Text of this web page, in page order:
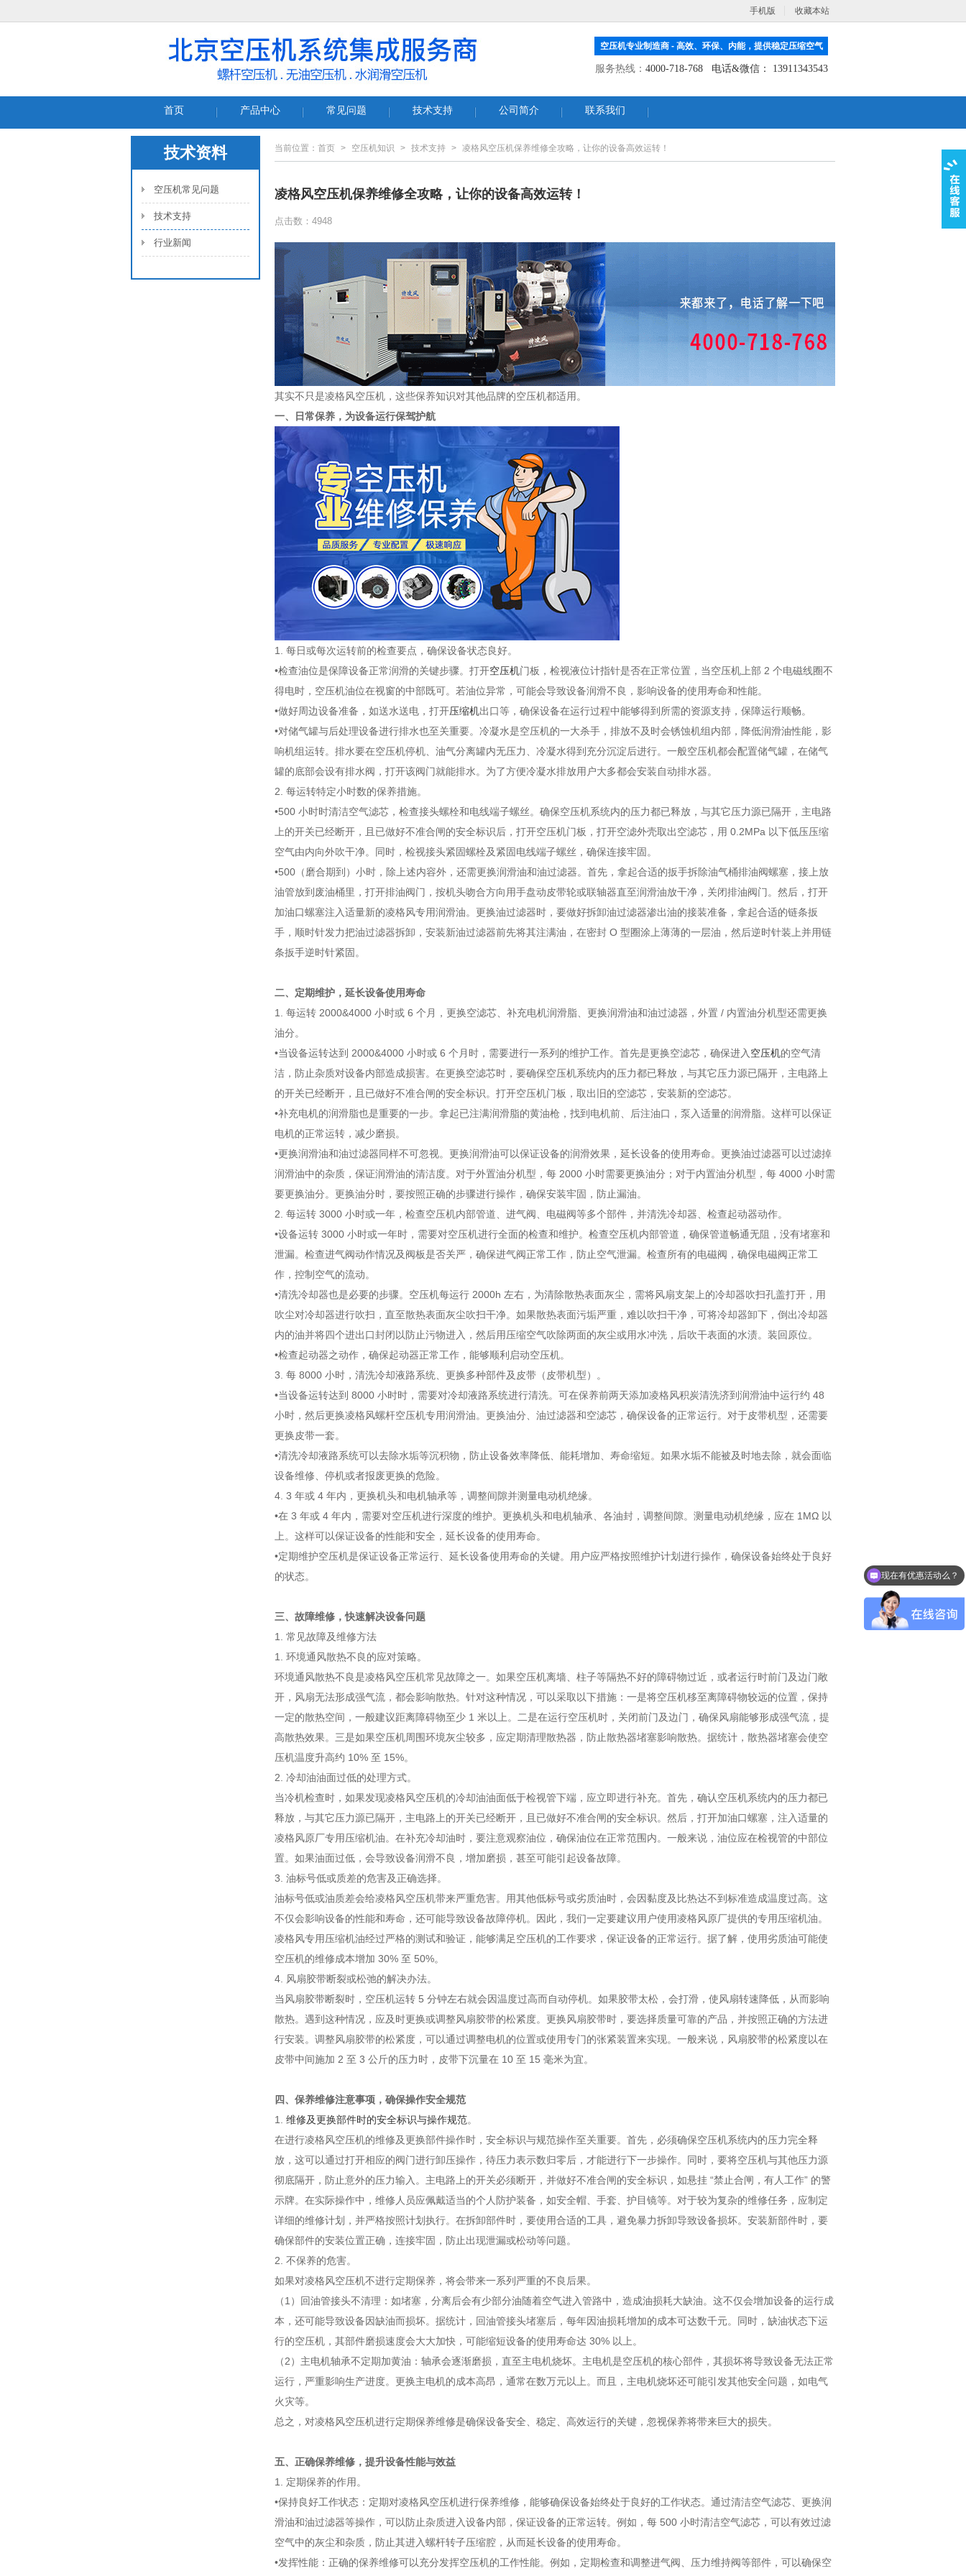
手机版 收藏本站
空压机专业制造商 - 高效、环保、内能，提供稳定压缩空气
服务热线： 4000-718-768 电话&微信： 13911343543
首页 产品中心 常见问题 技术支持 公司简介 联系我们
技术资料
空压机常见问题
技术支持
行业新闻
当前位置： 首页 > 空压机知识 > 技术支持 > 凌格风空压机保养维修全攻略，让你的设备高效运转！
凌格风空压机保养维修全攻略，让你的设备高效运转！
点击数：4948
其实不只是凌格风空压机，这些保养知识对其他品牌的空压机都适用。
一、日常保养，为设备运行保驾护航
1. 每日或每次运转前的检查要点，确保设备状态良好。
•检查油位是保障设备正常润滑的关键步骤。打开空压机门板，检视液位计指针是否在正常位置，当空压机上部 2 个电磁线圈不
得电时，空压机油位在视窗的中部既可。若油位异常，可能会导致设备润滑不良，影响设备的使用寿命和性能。
•做好周边设备准备，如送水送电，打开压缩机出口等，确保设备在运行过程中能够得到所需的资源支持，保障运行顺畅。
•对储气罐与后处理设备进行排水也至关重要。冷凝水是空压机的一大杀手，排放不及时会锈蚀机组内部，降低润滑油性能，影
响机组运转。排水要在空压机停机、油气分离罐内无压力、冷凝水得到充分沉淀后进行。一般空压机都会配置储气罐，在储气
罐的底部会设有排水阀，打开该阀门就能排水。为了方便冷凝水排放用户大多都会安装自动排水器。
2. 每运转特定小时数的保养措施。
•500 小时时清洁空气滤芯，检查接头螺栓和电线端子螺丝。确保空压机系统内的压力都已释放，与其它压力源已隔开，主电路
上的开关已经断开，且已做好不准合闸的安全标识后，打开空压机门板，打开空滤外壳取出空滤芯，用 0.2MPa 以下低压压缩
空气由内向外吹干净。同时，检视接头紧固螺栓及紧固电线端子螺丝，确保连接牢固。
•500（磨合期到）小时，除上述内容外，还需更换润滑油和油过滤器。首先，拿起合适的扳手拆除油气桶排油阀螺塞，接上放
油管放到废油桶里，打开排油阀门，按机头吻合方向用手盘动皮带轮或联轴器直至润滑油放干净，关闭排油阀门。然后，打开
加油口螺塞注入适量新的凌格风专用润滑油。更换油过滤器时，要做好拆卸油过滤器渗出油的接装准备，拿起合适的链条扳
手，顺时针发力把油过滤器拆卸，安装新油过滤器前先将其注满油，在密封 O 型圈涂上薄薄的一层油，然后逆时针装上并用链
条扳手逆时针紧固。
二、定期维护，延长设备使用寿命
1. 每运转 2000&4000 小时或 6 个月，更换空滤芯、补充电机润滑脂、更换润滑油和油过滤器，外置 / 内置油分机型还需更换
油分。
•当设备运转达到 2000&4000 小时或 6 个月时，需要进行一系列的维护工作。首先是更换空滤芯，确保进入 空压机的空气清
洁，防止杂质对设备内部造成损害。在更换空滤芯时，要确保空压机系统内的压力都已释放，与其它压力源已隔开，主电路上
的开关已经断开，且已做好不准合闸的安全标识。打开空压机门板，取出旧的空滤芯，安装新的空滤芯。
•补充电机的润滑脂也是重要的一步。拿起已注满润滑脂的黄油枪，找到电机前、后注油口，泵入适量的润滑脂。这样可以保证
电机的正常运转，减少磨损。
•更换润滑油和油过滤器同样不可忽视。更换润滑油可以保证设备的润滑效果，延长设备的使用寿命。更换油过滤器可以过滤掉
润滑油中的杂质，保证润滑油的清洁度。对于外置油分机型，每 2000 小时需要更换油分；对于内置油分机型，每 4000 小时需
要更换油分。更换油分时，要按照正确的步骤进行操作，确保安装牢固，防止漏油。
2. 每运转 3000 小时或一年，检查空压机内部管道、进气阀、电磁阀等多个部件，并清洗冷却器、检查起动器动作。
•设备运转 3000 小时或一年时，需要对空压机进行全面的检查和维护。检查空压机内部管道，确保管道畅通无阻，没有堵塞和
泄漏。检查进气阀动作情况及阀板是否关严，确保进气阀正常工作，防止空气泄漏。检查所有的电磁阀，确保电磁阀正常工
作，控制空气的流动。
•清洗冷却器也是必要的步骤。空压机每运行 2000h 左右，为清除散热表面灰尘，需将风扇支架上的冷却器吹扫孔盖打开，用
吹尘对冷却器进行吹扫，直至散热表面灰尘吹扫干净。如果散热表面污垢严重，难以吹扫干净，可将冷却器卸下，倒出冷却器
内的油并将四个进出口封闭以防止污物进入，然后用压缩空气吹除两面的灰尘或用水冲洗，后吹干表面的水渍。装回原位。
•检查起动器之动作，确保起动器正常工作，能够顺利启动空压机。
3. 每 8000 小时，清洗冷却液路系统、更换多种部件及皮带（皮带机型）。
•当设备运转达到 8000 小时时，需要对冷却液路系统进行清洗。可在保养前两天添加凌格风积炭清洗济到润滑油中运行约 48
小时，然后更换凌格风螺杆空压机专用润滑油。更换油分、油过滤器和空滤芯，确保设备的正常运行。对于皮带机型，还需要
更换皮带一套。
•清洗冷却液路系统可以去除水垢等沉积物，防止设备效率降低、能耗增加、寿命缩短。如果水垢不能被及时地去除，就会面临
设备维修、停机或者报废更换的危险。
4. 3 年或 4 年内，更换机头和电机轴承等，调整间隙并测量电动机绝缘。
•在 3 年或 4 年内，需要对空压机进行深度的维护。更换机头和电机轴承、各油封，调整间隙。测量电动机绝缘，应在 1MΩ 以
上。这样可以保证设备的性能和安全，延长设备的使用寿命。
•定期维护空压机是保证设备正常运行、延长设备使用寿命的关键。用户应严格按照维护计划进行操作，确保设备始终处于良好
的状态。
三、故障维修，快速解决设备问题
1. 常见故障及维修方法
1. 环境通风散热不良的应对策略。
环境通风散热不良是凌格风空压机常见故障之一。如果空压机离墙、柱子等隔热不好的障碍物过近，或者运行时前门及边门敞
开，风扇无法形成强气流，都会影响散热。针对这种情况，可以采取以下措施：一是将空压机移至离障碍物较远的位置，保持
一定的散热空间，一般建议距离障碍物至少 1 米以上。二是在运行空压机时，关闭前门及边门，确保风扇能够形成强气流，提
高散热效果。三是如果空压机周围环境灰尘较多，应定期清理散热器，防止散热器堵塞影响散热。据统计，散热器堵塞会使空
压机温度升高约 10% 至 15%。
2. 冷却油油面过低的处理方式。
当冷机检查时，如果发现凌格风空压机的冷却油油面低于检视管下端，应立即进行补充。首先，确认空压机系统内的压力都已
释放，与其它压力源已隔开，主电路上的开关已经断开，且已做好不准合闸的安全标识。然后，打开加油口螺塞，注入适量的
凌格风原厂专用压缩机油。在补充冷却油时，要注意观察油位，确保油位在正常范围内。一般来说，油位应在检视管的中部位
置。如果油面过低，会导致设备润滑不良，增加磨损，甚至可能引起设备故障。
3. 油标号低或质差的危害及正确选择。
油标号低或油质差会给凌格风空压机带来严重危害。用其他低标号或劣质油时，会因黏度及比热达不到标准造成温度过高。这
不仅会影响设备的性能和寿命，还可能导致设备故障停机。因此，我们一定要建议用户使用凌格风原厂提供的专用压缩机油。
凌格风专用压缩机油经过严格的测试和验证，能够满足空压机的工作要求，保证设备的正常运行。据了解，使用劣质油可能使
空压机的维修成本增加 30% 至 50%。
4. 风扇胶带断裂或松弛的解决办法。
当风扇胶带断裂时，空压机运转 5 分钟左右就会因温度过高而自动停机。如果胶带太松，会打滑，使风扇转速降低，从而影响
散热。遇到这种情况，应及时更换或调整风扇胶带的松紧度。更换风扇胶带时，要选择质量可靠的产品，并按照正确的方法进
行安装。调整风扇胶带的松紧度，可以通过调整电机的位置或使用专门的张紧装置来实现。一般来说，风扇胶带的松紧度以在
皮带中间施加 2 至 3 公斤的压力时，皮带下沉量在 10 至 15 毫米为宜。
四、保养维修注意事项，确保操作安全规范
1. 维修及更换部件时的安全标识与操作规范。
在进行凌格风空压机的维修及更换部件操作时，安全标识与规范操作至关重要。首先，必须确保空压机系统内的压力完全释
放，这可以通过打开相应的阀门进行卸压操作，待压力表示数归零后，才能进行下一步操作。同时，要将空压机与其他压力源
彻底隔开，防止意外的压力输入。主电路上的开关必须断开，并做好不准合闸的安全标识，如悬挂 “禁止合闸，有人工作” 的警
示牌。在实际操作中，维修人员应佩戴适当的个人防护装备，如安全帽、手套、护目镜等。对于较为复杂的维修任务，应制定
详细的维修计划，并严格按照计划执行。在拆卸部件时，要使用合适的工具，避免暴力拆卸导致设备损坏。安装新部件时，要
确保部件的安装位置正确，连接牢固，防止出现泄漏或松动等问题。
2. 不保养的危害。
如果对凌格风空压机不进行定期保养，将会带来一系列严重的不良后果。
（1）回油管接头不清理：如堵塞，分离后会有少部分油随着空气进入管路中，造成油损耗大缺油。这不仅会增加设备的运行成
本，还可能导致设备因缺油而损坏。据统计，回油管接头堵塞后，每年因油损耗增加的成本可达数千元。同时，缺油状态下运
行的空压机，其部件磨损速度会大大加快，可能缩短设备的使用寿命达 30% 以上。
（2）主电机轴承不定期加黄油：轴承会逐渐磨损，直至主电机烧坏。主电机是空压机的核心部件，其损坏将导致设备无法正常
运行，严重影响生产进度。更换主电机的成本高昂，通常在数万元以上。而且，主电机烧坏还可能引发其他安全问题，如电气
火灾等。
总之，对凌格风空压机进行定期保养维修是确保设备安全、稳定、高效运行的关键，忽视保养将带来巨大的损失。
五、正确保养维修，提升设备性能与效益
1. 定期保养的作用。
•保持良好工作状态：定期对凌格风空压机进行保养维修，能够确保设备始终处于良好的工作状态。通过清洁空气滤芯、更换润
滑油和油过滤器等操作，可以防止杂质进入设备内部，保证设备的正常运转。例如，每 500 小时清洁空气滤芯，可以有效过滤
空气中的灰尘和杂质，防止其进入螺杆转子压缩腔，从而延长设备的使用寿命。
•发挥性能：正确的保养维修可以充分发挥空压机的工作性能。例如，定期检查和调整进气阀、压力维持阀等部件，可以确保空
现在有优惠活动么？